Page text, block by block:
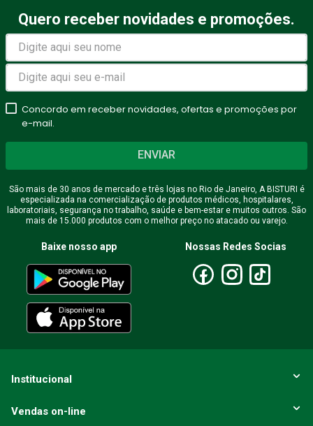
Quero receber novidades e promoções.
Concordo em receber novidades, ofertas e promoções por
e-mail.
ENVIAR
São mais de 30 anos de mercado e três lojas no Rio de Janeiro, A BISTURI é
especializada na comercialização de produtos médicos, hospitalares,
laboratoriais, segurança no trabalho, saúde e bem-estar e muitos outros. São
mais de 15.000 produtos com o melhor preço no atacado ou varejo.
Baixe nosso app Nossas Redes Socias
Institucional
Vendas on-line